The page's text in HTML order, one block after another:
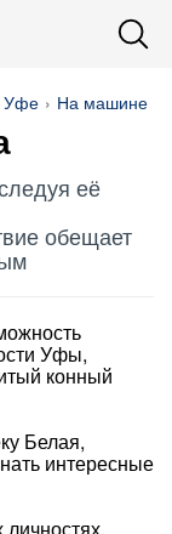
Уфе На машине
её
обещает
Уфы,
конный
Белая,
интересные